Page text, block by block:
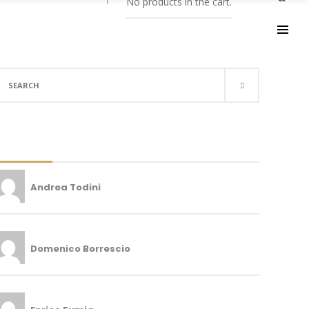
Andrea Todini
Domenico Borrescio